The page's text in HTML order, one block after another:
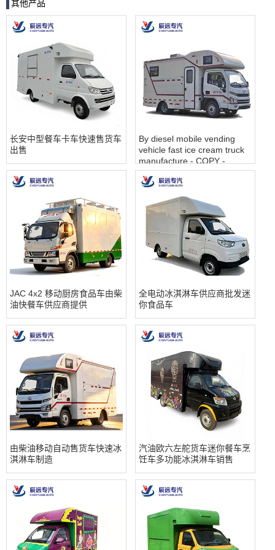
其他产品
长安中型餐车卡车快速售货车
出售
By diesel mobile vending
vehicle fast ice cream truck
manufacture - COPY -
7q2inn
JAC 4x2 移动厨房食品车由柴
油快餐车供应商提供
全电动冰淇淋车供应商批发迷
你食品车
由柴油移动自动售货车快速冰
淇淋车制造
汽油欧六左舵货车迷你餐车烹
饪车多功能冰淇淋车销售